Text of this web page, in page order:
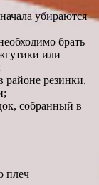
убираются
брать
или
районе резинки.
собранный в